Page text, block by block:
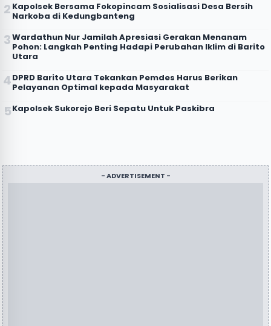
Kapolsek Bersama Fokopincam Sosialisasi Desa Bersih
Narkoba di Kedungbanteng
Wardathun Nur Jamilah Apresiasi Gerakan Menanam
Pohon: Langkah Penting Hadapi Perubahan Iklim di Barito
Utara
DPRD Barito Utara Tekankan Pemdes Harus Berikan
Pelayanan Optimal kepada Masyarakat
Kapolsek Sukorejo Beri Sepatu Untuk Paskibra
- ADVERTISEMENT -